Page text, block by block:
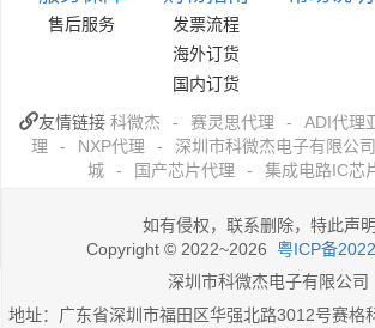
售后服务
发票流程
海外订货
国内订货
友情链接 科微杰 - 赛灵思代理 - ADI代理
理
- NXP代理 - 深圳市科微杰电子有限公司
城
- 国产芯片代理 - 集成电路IC芯
如有侵权，联系删除，特此声明
Copyright © 2022~2026 粤ICP备
深圳市科微杰电子有限公司
地址：广东省深圳市福田区华强北路3012号赛